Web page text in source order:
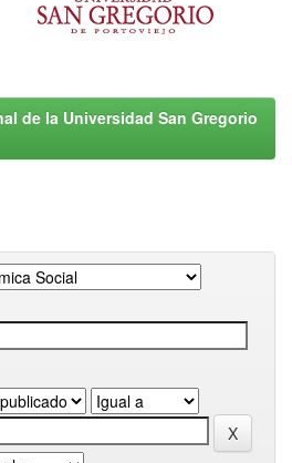
de la Universidad San Gregorio